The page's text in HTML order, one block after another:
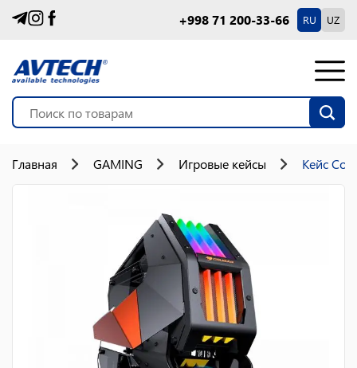
+998 71 200-33-66 RU UZ
Главная GAMING Игровые кейсы Кейс